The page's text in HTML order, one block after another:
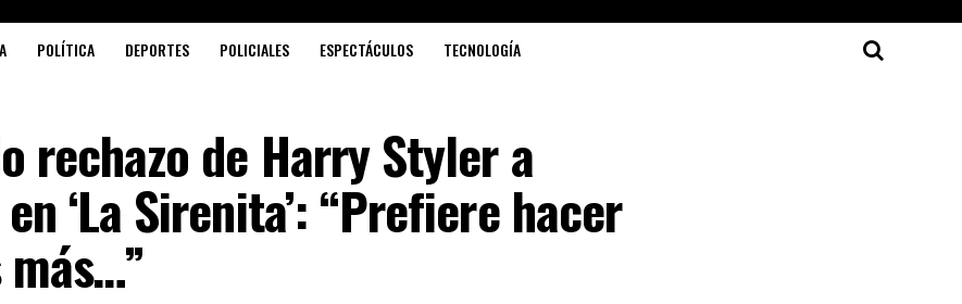
POLÍTICA DEPORTES POLICIALES ESPECTÁCULOS TECNOLOGÍA
rechazo de Harry Styler a
‘La Sirenita’: “Prefiere hacer